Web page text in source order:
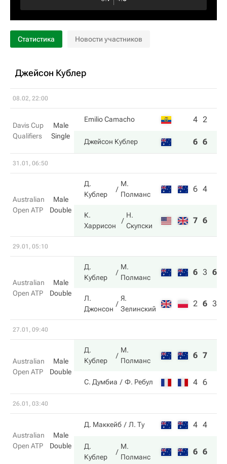
Статистика Новости участников
Джейсон Кублер
08.02, 22:00
Davis Cup
Qualifiers
Male
Single
Emilio Camacho 4 2
Джейсон Кублер 6 6
31.01, 06:50
Australian
Open ATP
Male
Double
Д.
Кублер
М.
Полманс
6 4
К.
Харрисон
Н.
Скупски
7 6
29.01, 05:10
Australian
Open ATP
Male
Double
Д.
Кублер
М.
Полманс
6 3 6
Л.
Джонсон
Я.
Зелинский
2 6 3
27.01, 09:40
Australian
Open ATP
Male
Double
Д.
Кублер
М.
Полманс
6 7
С. Думбиа Ф. Ребул 4 6
26.01, 03:40
Australian
Open ATP
Male
Double
Д. Маккейб Л. Ту 4 4
Д.
Кублер
М.
Полманс
6 6